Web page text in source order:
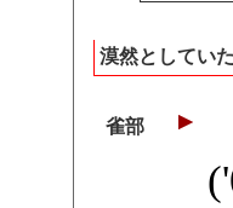
漠然としてい
雀部